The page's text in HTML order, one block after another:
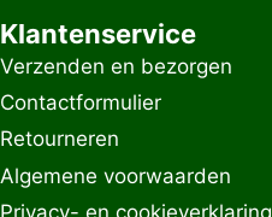
Klantenservice
Verzenden en bezorgen
Contactformulier
Retourneren
Algemene voorwaarden